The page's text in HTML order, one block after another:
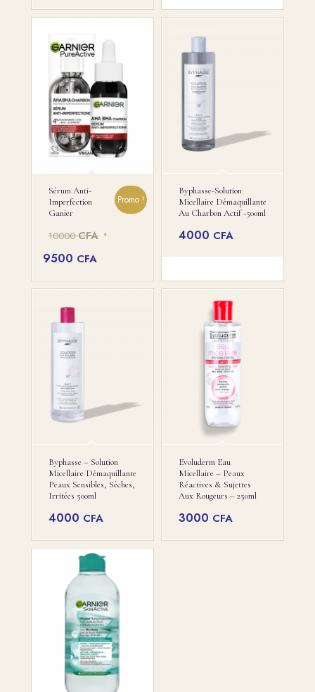
Sérum Anti-
Imperfection
Ganier
10000CFA Le
était :
9500 CFA
actuel
Promo !
Byphasse-Solution
Micellaire Démaquillante
Au Charbon Actif -500ml
4000 CFA
Byphasse – Solution
Micellaire Démaquillante
Peaux Sensibles, Sèches,
Irritées 500ml
4000 CFA
Evoluderm Eau
Micellaire – Peaux
Réactives & Sujettes
Aux Rougeurs – 250ml
3000 CFA